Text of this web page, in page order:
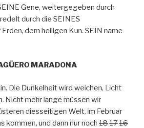
Gene, weitergegeben durch
durch die SEINES
dem heiligen Kun. SEIN name
MARADONA
Die Dunkelheit wird weichen, Licht
Nicht mehr lange müssen wir
diesseitigen Welt, im Februar
kommen, und dann nur noch 181716